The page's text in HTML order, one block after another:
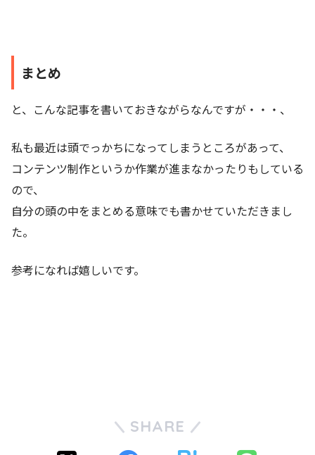
まとめ
と、こんな記事を書いておきながらなんですが・・・、
私も最近は頭でっかちになってしまうところがあって、
コンテンツ制作というか作業が進まなかったりもしている
ので、
自分の頭の中をまとめる意味でも書かせていただきまし
た。
参考になれば嬉しいです。
SHARE